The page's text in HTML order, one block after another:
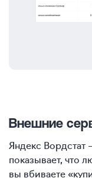
Внешние
Яндекс Вордстат
показывает, что
вы вбиваете